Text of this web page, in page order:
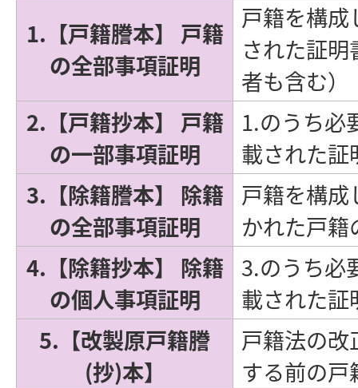
1.【戸籍謄本】 戸籍
の全部事項証明
戸籍を構成
された証
者も含む）
2.【戸籍抄本】 戸籍
の一部事項証明
1.のうち必
載された証
3.【除籍謄本】 除籍
の全部事項証明
戸籍を構成
かれた戸籍
4.【除籍抄本】 除籍
の個人事項証明
3.のうち必
載された証
5.【改製原戸籍謄
(抄)本】
戸籍法の改
する前の